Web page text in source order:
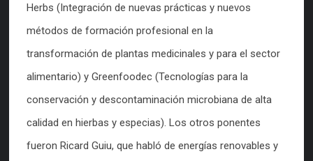
Herbs (Integración de nuevas prácticas y nuevos
métodos de formación profesional en la
transformación de plantas medicinales y para el sector
alimentario) y Greenfoodec (Tecnologías para la
conservación y descontaminación microbiana de alta
calidad en hierbas y especias). Los otros ponentes
fueron Ricard Guiu, que habló de energías renovables y